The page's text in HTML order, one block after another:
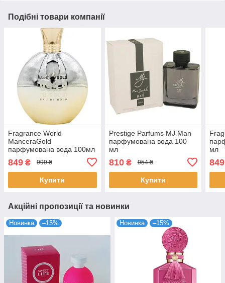
Подібні товари компанії
Fragrance World
ManceraGold
парфумована вода 100мл
849 ₴ 999 ₴
Купити
Prestige Parfums MJ Man
парфумована вода 100
мл
810₴ 954 ₴
Купити
мл
849
Акційні пропозиції та новинки
Новинка –15% Новинка –15%